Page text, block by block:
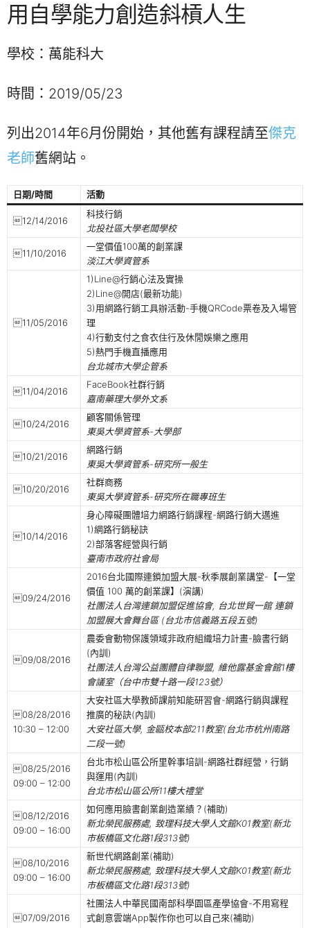
用自學能力創造斜槓人生
學校：萬能科大
時間：2019/05/23
列出2014年6月份開始，其他舊有課程請至傑克
老師舊網站。
日期/時間 活動
12/14/2016
科技行銷
北投社區大學老闆學校
11/10/2016
一堂價值100萬的創業課
淡江大學資管系
11/05/2016
1)Line@行銷心法及實操
2)Line@開店(最新功能)
3)用網路行銷工具辦活動-手機QRCode票卷及入場管
理
4)行動支付之食衣住行及休閒娛樂之應用
5)熱門手機直播應用
台北城市大學企管系
11/04/2016
FaceBook社群行銷
嘉南藥理大學外文系
10/24/2016
顧客關係管理
東吳大學資管系-大學部
10/21/2016
網路行銷
東吳大學資管系-研究所一般生
10/20/2016
社群商務
東吳大學資管系-研究所在職專班生
10/14/2016
身心障礙團體培力網路行銷課程-網路行銷大邁進
1)網路行銷秘訣
2)部落客經營與行銷
臺南市政府社會局
09/24/2016
2016台北國際連鎖加盟大展-秋季展創業講堂-【一堂
價值 100 萬的創業課】(演講)
社團法人台灣連鎖加盟促進協會, 台北世貿一館 連鎖
加盟展大會舞台區 (台北市信義路五段五號)
09/08/2016
農委會動物保護領域非政府組織培力計畫-臉書行銷
(內訓)
社團法人台灣公益團體自律聯盟, 維他露基金會館1樓
會議室（台中市雙十路一段123號）
08/28/2016
10:30 – 12:00
大安社區大學教師課前知能研習會-網路行銷與課程
推廣的秘訣(內訓)
大安社區大學, 金甌校本部211教室(台北市杭州南路
二段一號)
08/25/2016
09:00 – 12:00
台北市松山區公所里幹事培訓-網路社群經營，行銷
與運用(內訓)
台北市松山區公所11樓大禮堂
08/12/2016
09:00 – 16:00
如何應用臉書創業創造業績？(補助)
新北榮民服務處, 致理科技大學人文館K01教室(新北
市板橋區文化路1段313號)
08/10/2016
09:00 – 16:00
新世代網路創業(補助)
新北榮民服務處, 致理科技大學人文館K01教室(新北
市板橋區文化路1段313號)
07/09/2016
社團法人中華民國南部科學園區產學協會-不用寫程
式創意雲端App製作你也可以自己來(補助)